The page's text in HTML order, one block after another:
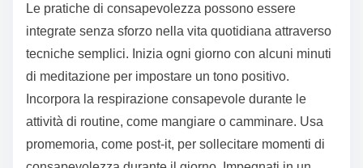
Le pratiche di consapevolezza possono essere
integrate senza sforzo nella vita quotidiana attraverso
tecniche semplici. Inizia ogni giorno con alcuni minuti
di meditazione per impostare un tono positivo.
Incorpora la respirazione consapevole durante le
attività di routine, come mangiare o camminare. Usa
promemoria, come post-it, per sollecitare momenti di